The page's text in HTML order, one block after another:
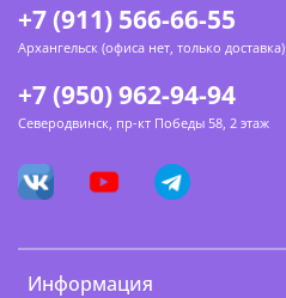
Информация
+7 (911) 566-66-55
Архангельск (офиса нет, только доставка)
+7 (950) 962-94-94
Северодвинск, пр-кт Победы 58, 2 этаж